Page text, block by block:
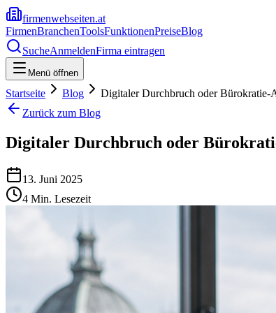
firmenwebseiten.at
FirmenBranchenToolsFunktionenPreiseBlog
SucheAnmeldenFirma eintragen
Menü öffnen
Startseite Blog
Digitaler Durchbruch oder Bürokratie-
Zurück zum Blog
Digitaler Durchbruch oder
13. Juni 2025
4 Min. Lesezeit